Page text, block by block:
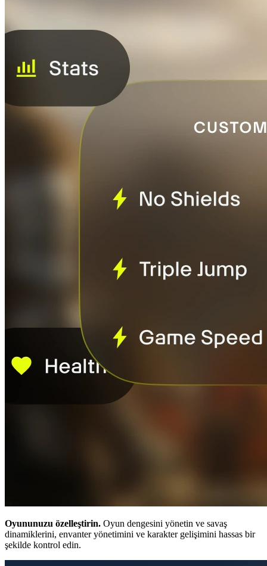
Oyununuzu özelleştirin. Oyun dengesini yönetin ve savaş
dinamiklerini, envanter yönetimini ve karakter gelişimini hassas bir
şekilde kontrol edin.